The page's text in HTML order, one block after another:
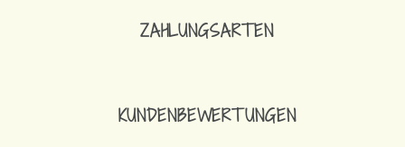
ZAHLUNGSARTEN
KUNDENBEWERTUNGEN